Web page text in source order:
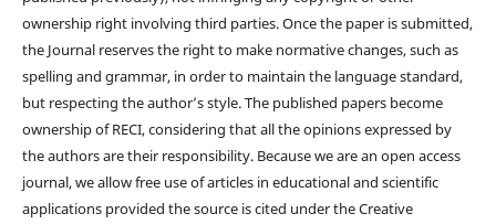
ownership right involving third parties. Once the paper is submitted,
the Journal reserves the right to make normative changes, such as
spelling and grammar, in order to maintain the language standard,
but respecting the author’s style. The published papers become
ownership of RECI, considering that all the opinions expressed by
the authors are their responsibility. Because we are an open access
journal, we allow free use of articles in educational and scientific
applications provided the source is cited under the Creative